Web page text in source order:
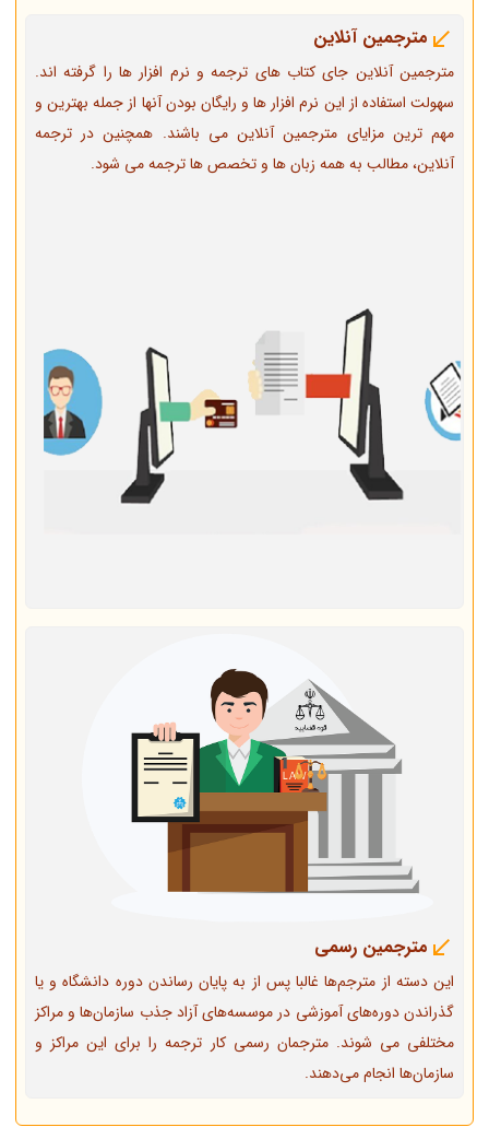
مترجمین آنلاین
مترجمین آنلاین جای کتاب های ترجمه و نرم افزار ها را گرفته اند.
سهولت استفاده از این نرم افزار ها و رایگان بودن آنها از جمله بهترین و
مهم ترین مزایای مترجمین آنلاین می باشند. همچنین در ترجمه
آنلاین، مطالب به همه زبان ها و تخصص ها ترجمه می شود.
مترجمین رسمی
این دسته از مترجم‌ها غالبا پس از به پایان رساندن دوره دانشگاه و یا
گذراندن دوره‌های آموزشی در موسسه‌های آزاد جذب سازمان‌ها و مراکز
مختلفی می شوند. مترجمان رسمی کار ترجمه را برای این مراکز و
سازمان‌ها انجام می‌دهند.